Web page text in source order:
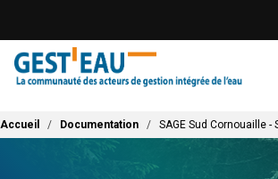
contenu
principal
Fil d'Ariane
Accueil Documentation SAGE Sud Cornouaille